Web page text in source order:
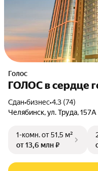
Голос
ГОЛОС в сердце
Сдан•бизнес•4.3 (74)
Челябинск, ул. Труда, 157А
1-комн.от 51,5 м²
от 13,6 млн ₽